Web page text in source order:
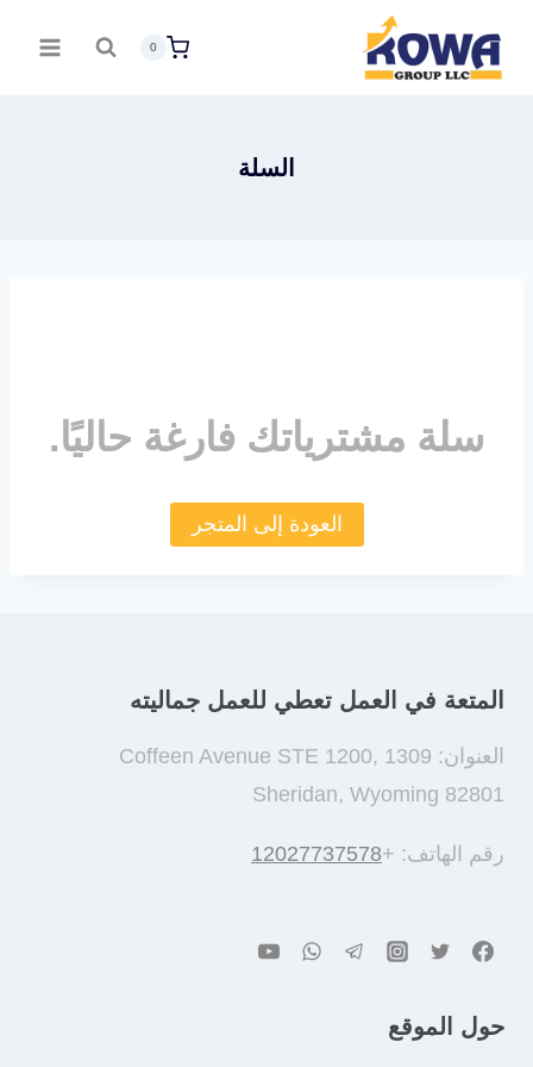
0
السلة
سلة مشترياتك فارغة حاليًا.
العودة إلى المتجر
المتعة في العمل تعطي للعمل جماليته
العنوان: 1309 Coffeen Avenue STE 1200,
Sheridan, Wyoming 82801
رقم الهاتف: +12027737578
حول الموقع